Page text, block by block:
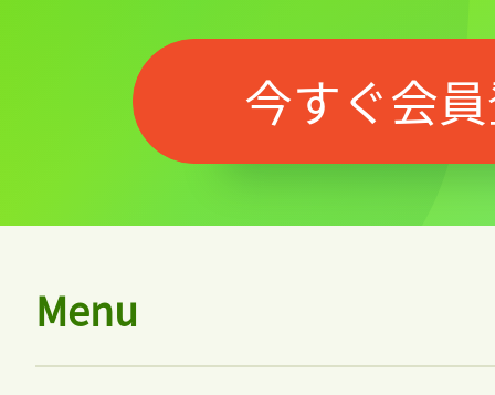
今すぐ会
Menu